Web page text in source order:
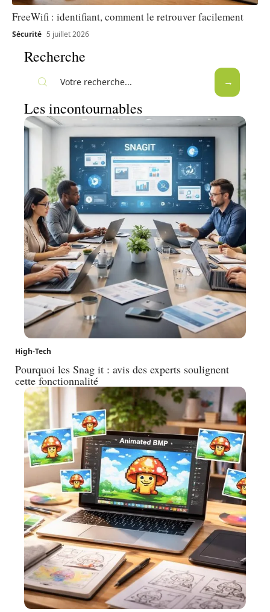
FreeWifi : identifiant, comment le retrouver facilement
Sécurité 5 juillet 2026
Recherche
Les incontournables
High-Tech
Pourquoi les Snag it : avis des experts soulignent
cette fonctionnalité